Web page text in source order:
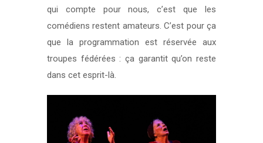
qui compte pour nous, c’est que les
comédiens restent amateurs. C’est pour ça
que la programmation est réservée aux
troupes fédérées : ça garantit qu’on reste
dans cet esprit-là.